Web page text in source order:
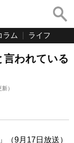
ラム ライフ
言われている
新）
（9月17日放送）